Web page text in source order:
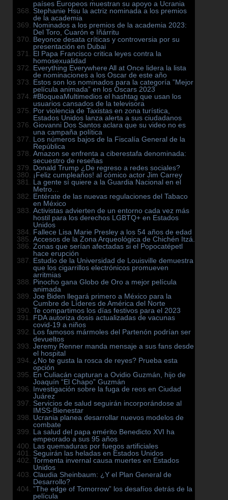
países Europeos muestran su apoyo a Ucrania
Stephanie Hsu la actriz nominada a los premios
de la academia
Nominados a los premios de la academia 2023:
Del Toro, Cuarón e Iñárritu
Beyonce desata críticas y controversia por su
presentación en Dubai
El Papa Francisco critica leyes contra la
homosexualidad
Everything Everywhere All at Once lidera la lista
de nominaciones a los Oscar de este año
Estos son los nominados para la categoría ”Mejor
película animada” en los Oscars 2023
#BloqueaMultimedios el hashtag que usan los
usuarios cansados de la televisora
Por violencia de Taxistas en zona turística,
Estados Unidos lanza alerta a sus ciudadanos
Giovanni Dos Santos aclara que su video no es
una campaña política
Los números bajos de la Fiscalía General de la
República
Amazon se enfrenta a ciberestafa denominada:
secuestro de reseñas
Donald Trump ¿De regreso a redes sociales?
¡Feliz cumpleaños! al cómico actor Jim Carrey
La gente sí quiere a la Guardia Nacional en el
Metro…
Entérate de las nuevas regulaciones del Tabaco
en México
Activistas advierten de un entorno cada vez más
hostil para los derechos LGBTQ+ en Estados
Unidos
Fallece Lisa Marie Presley a los 54 años de edad
Accesos de la Zona Arqueológica de Chichén Itzá.
Zonas que serían afectadas si el Popocatépetl
hace erupción
Estudio de la Universidad de Louisville demuestra
que los cigarrillos electrónicos promueven
arritmias
Pinocho gana Globo de Oro a mejor película
animada
Joe Biden llegará primero a México para la
Cumbre de Líderes de América del Norte
Te compartimos los días festivos para el 2023
FDA autoriza dosis actualizadas de vacunas
covid-19 a niños
Los famosos mármoles del Partenón podrían ser
devueltos
Jeremy Renner manda mensaje a sus fans desde
el hospital
¿No te gusta la rosca de reyes? Prueba esta
opción
En Culiacán capturan a Ovidio Guzmán, hijo de
Joaquín “El Chapo” Guzmán
Investigación sobre la fuga de reos en Ciudad
Juárez
Servicios de salud seguirán incorporándose al
IMSS-Bienestar
Ucrania planea desarrollar nuevos modelos de
combate
La salud del papa emérito Benedicto XVI ha
empeorado a sus 95 años
Las quemaduras por fuegos artificiales
Seguirán las heladas en Estados Unidos
Tormenta invernal causa muertes en Estados
Unidos
Claudia Sheinbaum: ¿Y el Plan General de
Desarrollo?
”The edge of Tomorrow” los desafíos detrás de la
película